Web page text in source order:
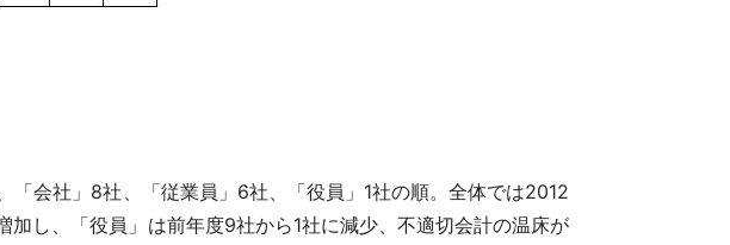
会社」8社、「従業員」6社、「役員」1社の順。全体では2012
し、「役員」は前年度9社から1社に減少、不適切会計の温床が